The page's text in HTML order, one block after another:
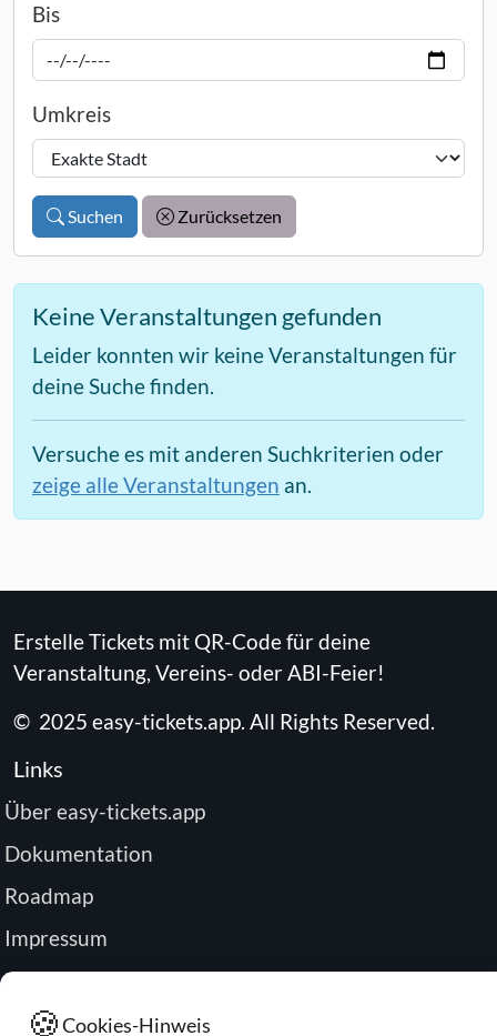
Bis
Umkreis
Suchen Zurücksetzen
Keine Veranstaltungen gefunden
Leider konnten wir keine Veranstaltungen für
deine Suche finden.
Versuche es mit anderen Suchkriterien oder
zeige alle Veranstaltungen an.
Erstelle Tickets mit QR-Code für deine
Veranstaltung, Vereins- oder ABI-Feier!
© 2025 easy-tickets.app. All Rights Reserved.
Links
Über easy-tickets.app
Dokumentation
Roadmap
Impressum
Datenschutz
Passwort zurücksetzen
🍪Cookies-Hinweis